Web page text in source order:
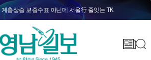
계층상승 보증수표 아닌데 서울行 줄잇는 TK